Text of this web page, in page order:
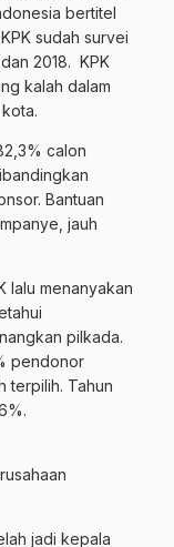
bertitel
sudah survei
2018. KPK
kalah dalam
calon
Bantuan
jauh
lalu menanyakan
pilkada.
pendonor
terpilih. Tahun
jadi kepala